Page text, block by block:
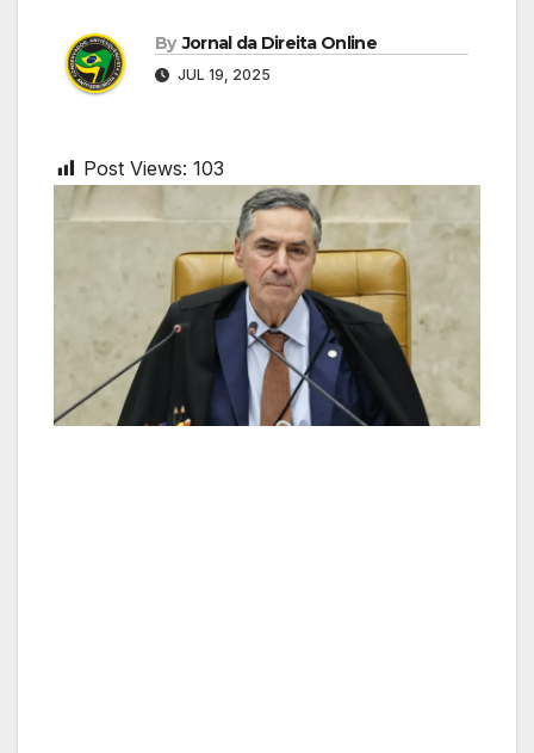
By Jornal da Direita Online
JUL 19, 2025
Post Views: 103